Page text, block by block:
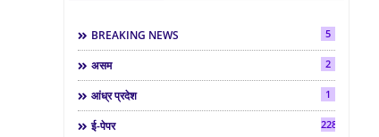
BREAKING NEWS 5
असम 2
आंध्र प्रदेश 1
ई-पेपर 2286